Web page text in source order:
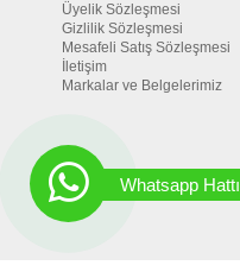
Üyelik Sözleşmesi
Gizlilik Sözleşmesi
Mesafeli Satış Sözleşmesi
İletişim
Markalar ve Belgelerimiz
Whatsapp Hattı